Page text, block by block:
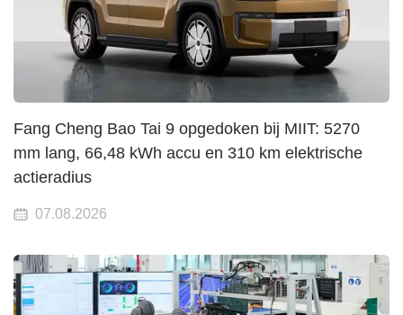
Fang Cheng Bao Tai 9 opgedoken bij MIIT: 5270
mm lang, 66,48 kWh accu en 310 km elektrische
actieradius
07.08.2026